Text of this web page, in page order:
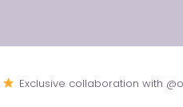
Exclusive collaboration with